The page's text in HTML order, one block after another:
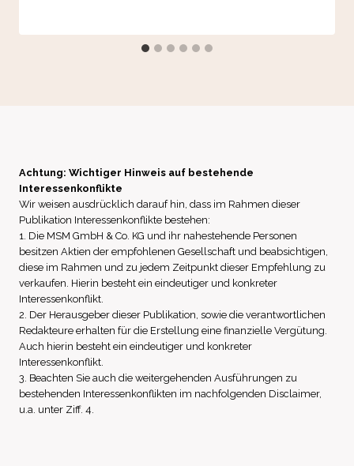
Achtung: Wichtiger Hinweis auf bestehende
Interessenkonflikte
Wir weisen ausdrücklich darauf hin, dass im Rahmen dieser
Publikation Interessenkonflikte bestehen:
1. Die MSM GmbH & Co. KG und ihr nahestehende Personen
besitzen Aktien der empfohlenen Gesellschaft und beabsichtigen,
diese im Rahmen und zu jedem Zeitpunkt dieser Empfehlung zu
verkaufen. Hierin besteht ein eindeutiger und konkreter
Interessenkonflikt.
2. Der Herausgeber dieser Publikation, sowie die verantwortlichen
Redakteure erhalten für die Erstellung eine finanzielle Vergütung.
Auch hierin besteht ein eindeutiger und konkreter
Interessenkonflikt.
3. Beachten Sie auch die weitergehenden Ausführungen zu
bestehenden Interessenkonflikten im nachfolgenden Disclaimer,
u.a. unter Ziff. 4.